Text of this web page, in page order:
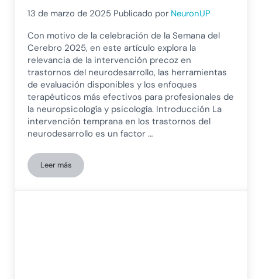
13 de marzo de 2025 Publicado por NeuronUP
Con motivo de la celebración de la Semana del
Cerebro 2025, en este artículo explora la
relevancia de la intervención precoz en
trastornos del neurodesarrollo, las herramientas
de evaluación disponibles y los enfoques
terapéuticos más efectivos para profesionales de
la neuropsicología y psicología. Introducción La
intervención temprana en los trastornos del
neurodesarrollo es un factor …
Leer másLa importancia de la intervención temprana en trastornos